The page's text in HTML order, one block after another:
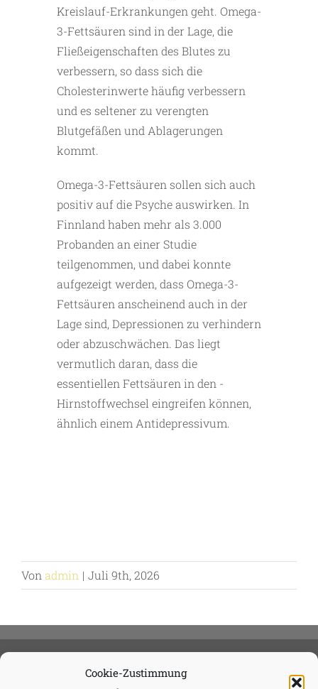
Cookie-Zustimmung
Kreislauf-Erkrankungen geht. Omega-
3-Fettsäuren sind in der Lage, die
Fließeigenschaften des Blutes zu
verbessern, so dass sich die
Cholesterinwerte häufig verbessern
und es seltener zu verengten
Blutgefäßen und Ablagerungen
kommt.
Omega-3-Fettsäuren sollen sich auch
positiv auf die Psyche auswirken. In
Finnland haben mehr als 3.000
Probanden an einer Studie
teilgenommen, und dabei konnte
aufgezeigt werden, dass Omega-3-
Fettsäuren anscheinend auch in der
Lage sind, Depressionen zu verhindern
oder abzuschwächen. Das liegt
vermutlich daran, dass die
essentiellen Fettsäuren in den ­
Hirnstoffwechsel eingreifen können,
ähnlich einem Antidepressivum.
Von admin | Juli 9th, 2026